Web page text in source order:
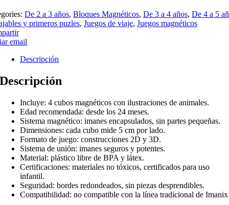
De 2 a 3 años, Bloques Magnéticos, De 3 a 4 años, De 4 a 5
y primeros puzles, Juegos de viaje, Juegos magnéticos
email
Descripción
Descripción
Incluye: 4 cubos magnéticos con ilustraciones de animales.
Edad recomendada: desde los 24 meses.
Sistema magnético: imanes encapsulados, sin partes pequeñas.
Dimensiones: cada cubo mide 5 cm por lado.
Formato de juego: construcciones 2D y 3D.
Sistema de unión: imanes seguros y potentes.
Material: plástico libre de BPA y látex.
Certificaciones: materiales no tóxicos, certificados para uso
infantil.
Seguridad: bordes redondeados, sin piezas desprendibles.
Compatibilidad: no compatible con la línea tradicional de Imanix